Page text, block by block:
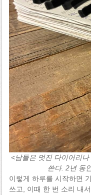
<남들은 멋진 다이어리
쓴다. 2년 동
이렇게 하루를 시작하면
쓰고, 이때 한 번 소리 내